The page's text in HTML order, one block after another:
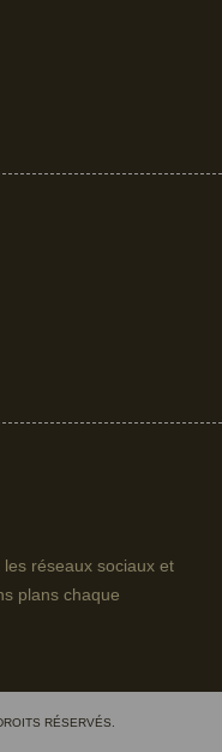
réseaux sociaux et
plans chaque
RÉSERVÉS.